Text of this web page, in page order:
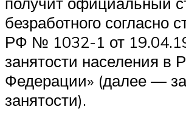
безработного согласно
РФ № 1032-1 от
занятости населения в
Федерации» (далее —
занятости).